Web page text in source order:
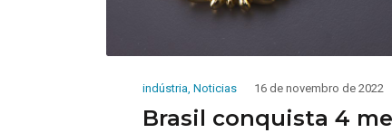
indústria, Noticias 16 de novembro de 2022
Brasil conquista 4